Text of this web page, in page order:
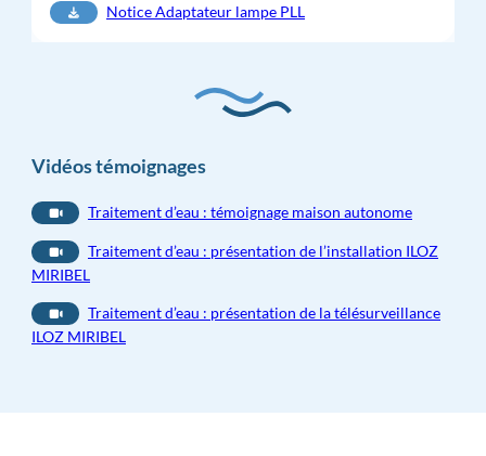
Notice Adaptateur lampe PLL
Vidéos témoignages
Traitement d’eau : témoignage maison autonome
Traitement d’eau : présentation de l’installation ILOZ
MIRIBEL
Traitement d’eau : présentation de la télésurveillance
ILOZ MIRIBEL